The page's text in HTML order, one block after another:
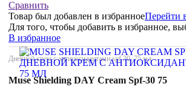
Сравнить
Товар был добавлен в избранноеПерейти
Для того, чтобы добавить в избранное,
В избранное
Дневной крем с антиоксидантами spf 30, 75 мл
Muse Shielding DAY Cream Spf-30 75